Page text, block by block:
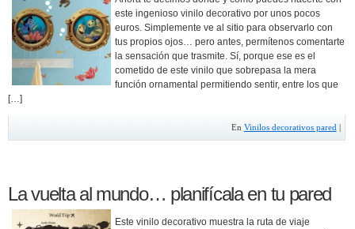
este ingenioso vinilo decorativo por unos pocos
euros. Simplemente ve al sitio para observarlo con
tus propios ojos… pero antes, permítenos comentarte
la sensación que trasmite. Sí, porque ese es el
cometido de este vinilo que sobrepasa la mera
función ornamental permitiendo sentir, entre los que
[…]
En Vinilos decorativos pared
La vuelta al mundo… planifícala en tu pared
Este vinilo decorativo muestra la ruta de viaje